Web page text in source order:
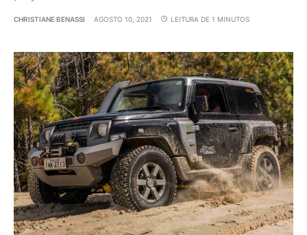
CHRISTIANE BENASSI AGOSTO 10, 2021 LEITURA DE 1 MINUTOS